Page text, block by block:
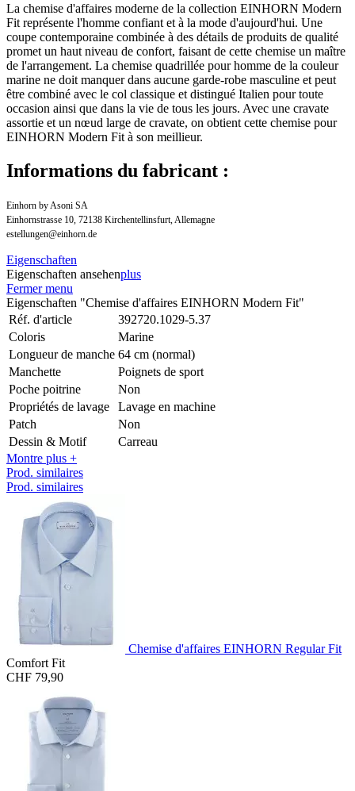
La chemise d'affaires moderne de la collection EINHORN Modern
Fit représente l'homme confiant et à la mode d'aujourd'hui. Une
coupe contemporaine combinée à des détails de produits de qualité
promet un haut niveau de confort, faisant de cette chemise un maître
de l'arrangement. La chemise quadrillée pour homme de la couleur
marine ne doit manquer dans aucune garde-robe masculine et peut
être combiné avec le col classique et distingué Italien pour toute
occasion ainsi que dans la vie de tous les jours. Avec une cravate
assortie et un nœud large de cravate, on obtient cette chemise pour
EINHORN Modern Fit à son meillieur.
Informations du fabricant :
Einhorn by Asoni SA
Einhornstrasse 10, 72138 Kirchentellinsfurt, Allemagne
estellungen@einhorn.de
Eigenschaften
Eigenschaften ansehenplus
Fermer menu
Eigenschaften "Chemise d'affaires EINHORN Modern Fit"
Réf. d'article
392720.1029-5.37
Coloris
Marine
Longueur de manche 64 cm (normal)
Manchette
Poignets de sport
Poche poitrine
Non
Propriétés de lavage
Lavage en machine
Patch
Non
Dessin & Motif
Carreau
Montre plus +
Prod. similaires
Prod. similaires
Chemise d'affaires EINHORN Regular Fit
Comfort Fit
CHF 79,90